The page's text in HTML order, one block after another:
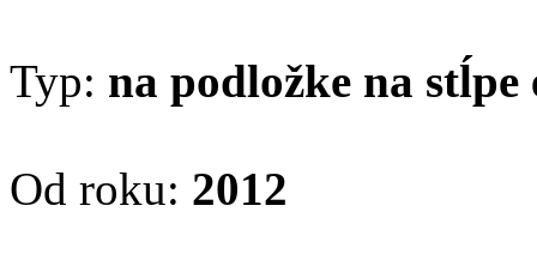
Typ: na podložke na stĺpe
Od roku: 2012